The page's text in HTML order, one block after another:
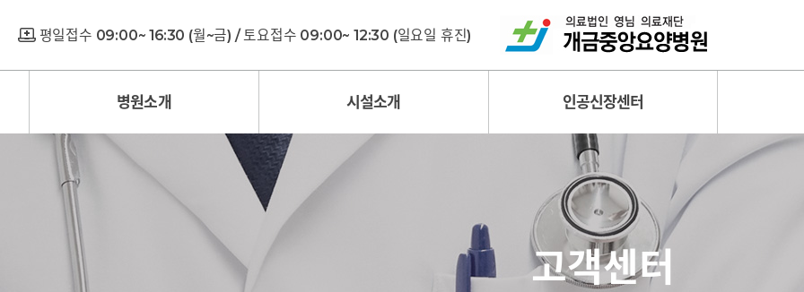
평일접수 09:00~ 16:30 (월~금) / 토요접수 09:00~ 12:30 (일요일 휴진)
병원소개 시설소개 인공신장센터
고객센터